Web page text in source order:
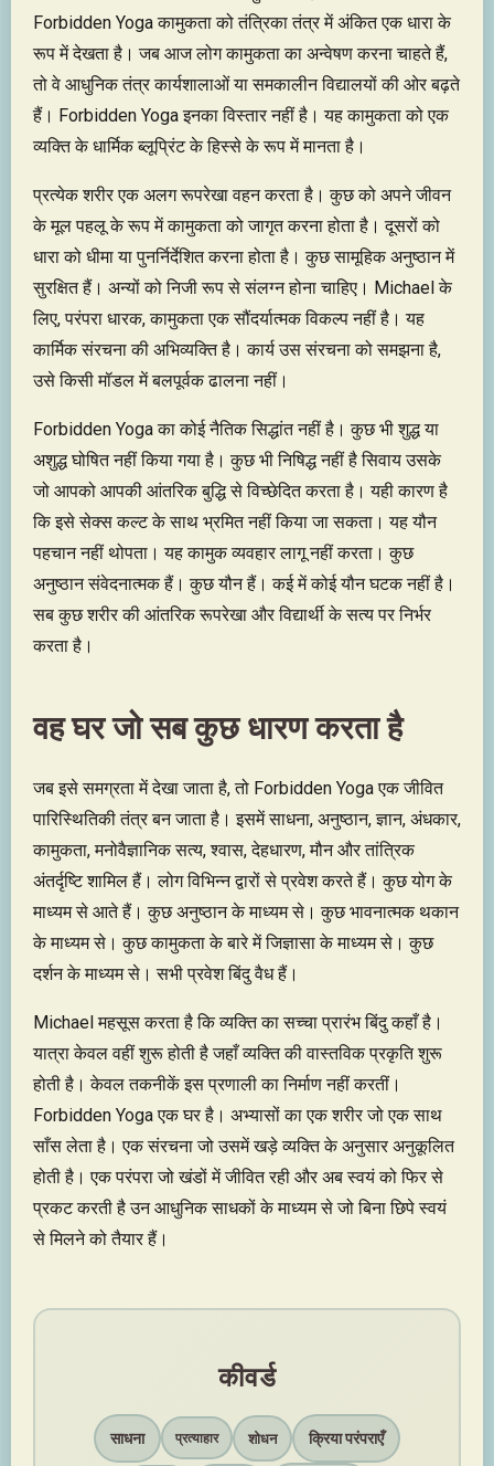
Forbidden Yoga कामुकता को तंत्रिका तंत्र में अंकित एक धारा के
रूप में देखता है। जब आज लोग कामुकता का अन्वेषण करना चाहते हैं,
तो वे आधुनिक तंत्र कार्यशालाओं या समकालीन विद्यालयों की ओर बढ़ते
हैं। Forbidden Yoga इनका विस्तार नहीं है। यह कामुकता को एक
व्यक्ति के धार्मिक ब्लूप्रिंट के हिस्से के रूप में मानता है।
प्रत्येक शरीर एक अलग रूपरेखा वहन करता है। कुछ को अपने जीवन
के मूल पहलू के रूप में कामुकता को जागृत करना होता है। दूसरों को
धारा को धीमा या पुनर्निर्देशित करना होता है। कुछ सामूहिक अनुष्ठान में
सुरक्षित हैं। अन्यों को निजी रूप से संलग्न होना चाहिए। Michael के
लिए, परंपरा धारक, कामुकता एक सौंदर्यात्मक विकल्प नहीं है। यह
कार्मिक संरचना की अभिव्यक्ति है। कार्य उस संरचना को समझना है,
उसे किसी मॉडल में बलपूर्वक ढालना नहीं।
Forbidden Yoga का कोई नैतिक सिद्धांत नहीं है। कुछ भी शुद्ध या
अशुद्ध घोषित नहीं किया गया है। कुछ भी निषिद्ध नहीं है सिवाय उसके
जो आपको आपकी आंतरिक बुद्धि से विच्छेदित करता है। यही कारण है
कि इसे सेक्स कल्ट के साथ भ्रमित नहीं किया जा सकता। यह यौन
पहचान नहीं थोपता। यह कामुक व्यवहार लागू नहीं करता। कुछ
अनुष्ठान संवेदनात्मक हैं। कुछ यौन हैं। कई में कोई यौन घटक नहीं है।
सब कुछ शरीर की आंतरिक रूपरेखा और विद्यार्थी के सत्य पर निर्भर
करता है।
वह घर जो सब कुछ धारण करता है
जब इसे समग्रता में देखा जाता है, तो Forbidden Yoga एक जीवित
पारिस्थितिकी तंत्र बन जाता है। इसमें साधना, अनुष्ठान, ज्ञान, अंधकार,
कामुकता, मनोवैज्ञानिक सत्य, श्वास, देहधारण, मौन और तांत्रिक
अंतर्दृष्टि शामिल हैं। लोग विभिन्न द्वारों से प्रवेश करते हैं। कुछ योग के
माध्यम से आते हैं। कुछ अनुष्ठान के माध्यम से। कुछ भावनात्मक थकान
के माध्यम से। कुछ कामुकता के बारे में जिज्ञासा के माध्यम से। कुछ
दर्शन के माध्यम से। सभी प्रवेश बिंदु वैध हैं।
Michael महसूस करता है कि व्यक्ति का सच्चा प्रारंभ बिंदु कहाँ है।
यात्रा केवल वहीं शुरू होती है जहाँ व्यक्ति की वास्तविक प्रकृति शुरू
होती है। केवल तकनीकें इस प्रणाली का निर्माण नहीं करतीं।
Forbidden Yoga एक घर है। अभ्यासों का एक शरीर जो एक साथ
साँस लेता है। एक संरचना जो उसमें खड़े व्यक्ति के अनुसार अनुकूलित
होती है। एक परंपरा जो खंडों में जीवित रही और अब स्वयं को फिर से
प्रकट करती है उन आधुनिक साधकों के माध्यम से जो बिना छिपे स्वयं
से मिलने को तैयार हैं।
कीवर्ड
साधना प्रत्याहार शोधन क्रिया परंपराएँ